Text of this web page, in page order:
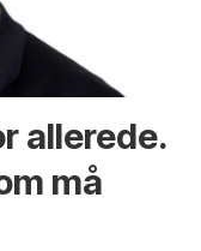
allerede.
må